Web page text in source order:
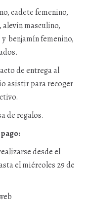
cadete femenino,
masculino,
benjamín femenino,
de entrega al
asistir para recoger
de regalos.
desde el
el miércoles 29 de